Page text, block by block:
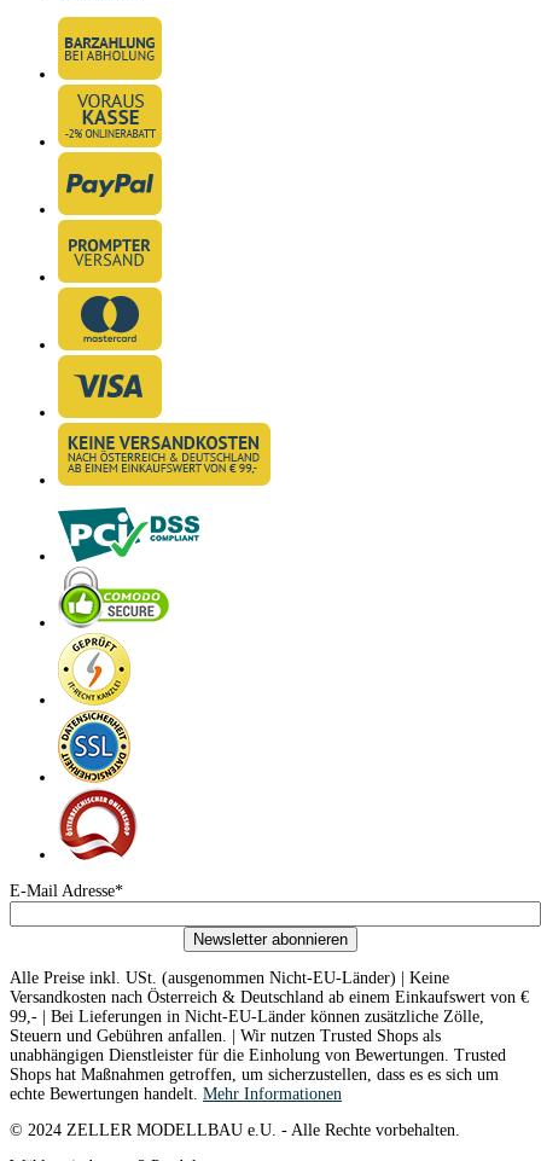
E-Mail Adresse*
Newsletter abonnieren
Alle Preise inkl. USt. (ausgenommen Nicht-EU-Länder) | Keine
Versandkosten nach Österreich & Deutschland ab einem Einkaufswert von €
99,- | Bei Lieferungen in Nicht-EU-Länder können zusätzliche Zölle,
Steuern und Gebühren anfallen. | Wir nutzen Trusted Shops als
unabhängigen Dienstleister für die Einholung von Bewertungen. Trusted
Shops hat Maßnahmen getroffen, um sicherzustellen, dass es es sich um
echte Bewertungen handelt. Mehr Informationen
© 2024 ZELLER MODELLBAU e.U. - Alle Rechte vorbehalten.